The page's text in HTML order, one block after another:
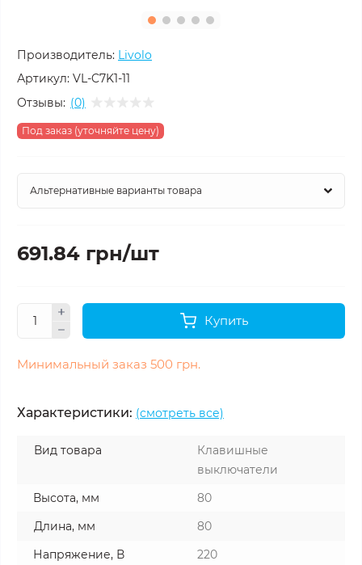
Производитель: Livolo
Артикул: VL-C7K1-11
Отзывы: (0)
Под заказ (уточняйте цену)
691.84 грн/шт
Купить
Минимальный заказ 500 грн.
Характеристики: (смотреть все)
Вид товара
Клавишные
выключатели
Высота, мм
80
Длина, мм
80
Напряжение, В
220